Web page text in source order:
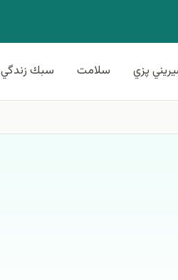
پزي سلامت سبك زندگي